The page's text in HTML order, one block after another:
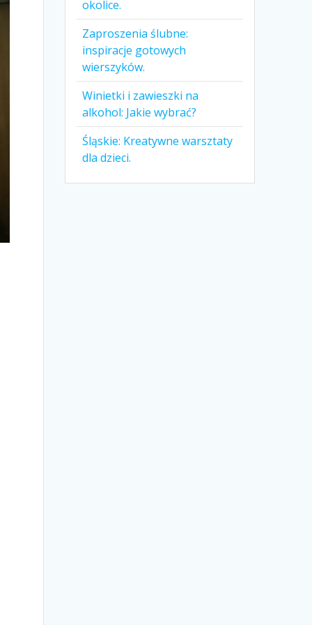
okolice.
Zaproszenia ślubne:
inspiracje gotowych
wierszyków.
Winietki i zawieszki na
alkohol: Jakie wybrać?
Śląskie: Kreatywne warsztaty
dla dzieci.